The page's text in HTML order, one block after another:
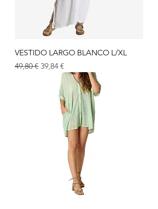
VESTIDO LARGO BLANCO L/XL
Prix original
49,80 € Prix promotionnel
39,84 €